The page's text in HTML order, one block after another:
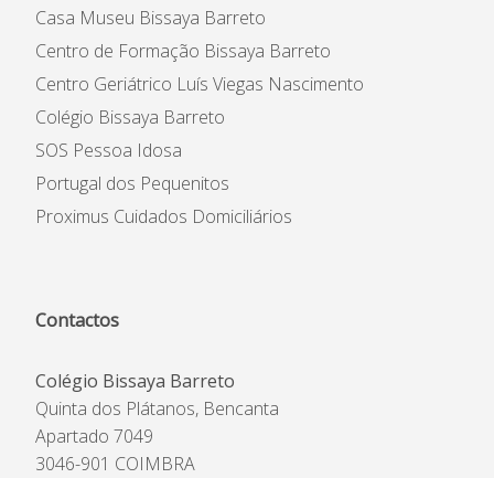
Casa Museu Bissaya Barreto
Centro de Formação Bissaya Barreto
Centro Geriátrico Luís Viegas Nascimento
Colégio Bissaya Barreto
SOS Pessoa Idosa
Portugal dos Pequenitos
Proximus Cuidados Domiciliários
Contactos
Colégio Bissaya Barreto
Quinta dos Plátanos, Bencanta
Apartado 7049
3046-901 COIMBRA